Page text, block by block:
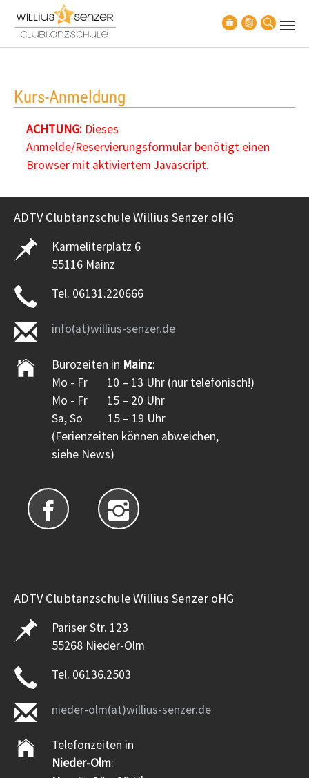
Zum Hauptinhalt springen
Kurs-Anmeldung
ACHTUNG:Dieses
Anmelde/Reservierungsformular benötigt einen
Browser mit aktiviertem Javascript.
ADTV Clubtanzschule Willius Senzer oHG
Karmeliterplatz 6
55116 Mainz
Tel. 06131.220666
info(at)willius-senzer.de
Bürozeiten in Mainz:
Mo - Fr 10 – 13 Uhr (nur telefonisch!)
Mo - Fr 15 – 20 Uhr
Sa, So 15 – 19 Uhr
(Ferienzeiten können abweichen,
siehe News)
ADTV Clubtanzschule Willius Senzer oHG
Pariser Str. 123
55268 Nieder-Olm
Tel. 06136.2503
nieder-olm(at)willius-senzer.de
Telefonzeiten in
Nieder-Olm: